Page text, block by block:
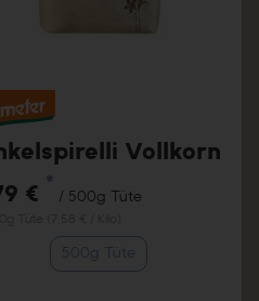
Vollkorn
€ *
/ 500g Tüte
500g Tüte